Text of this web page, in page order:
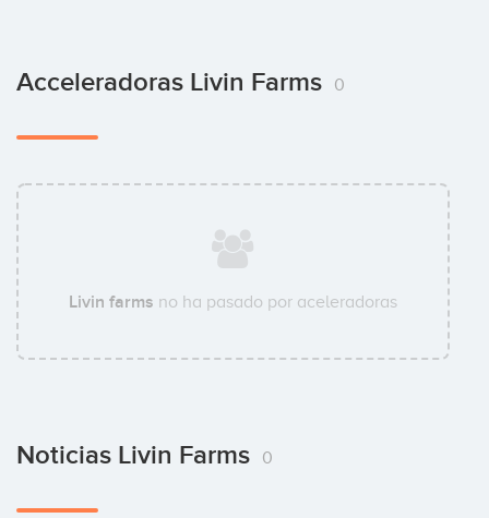
Acceleradoras Livin Farms 0
Livin farms no ha pasado por aceleradoras
Noticias Livin Farms 0